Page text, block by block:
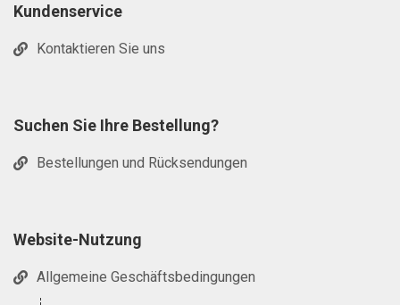
Kundenservice
Kontaktieren Sie uns
Suchen Sie Ihre Bestellung?
Bestellungen und Rücksendungen
Website-Nutzung
Allgemeine Geschäftsbedingungen